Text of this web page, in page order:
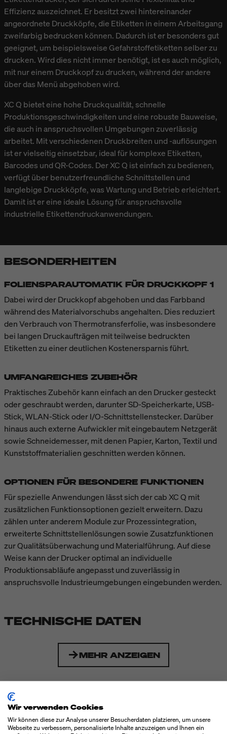
Effizienz auszeichnet. Er besitzt zwei hintereinander
angeordnete Druckköpfe, die Etiketten in einem Arbeitsgang
zweifarbig bedrucken können. Dadurch ist er besonders gut
geeignet, um beispielsweise Gefahrstoffetiketten selber zu
drucken. Wird dies nicht immer benötigt, ist es auch möglich,
mit nur einem Druckkopf zu drucken, während der andere
über das Menü abgehoben wird.
XC Q bietet eine hohe Druckqualität, schnelle
Produktionsgeschwindigkeiten und eine robuste Bauweise,
die auch in anspruchsvollen Umgebungen zuverlässig
arbeitet. Mit verschiedenen Druckbreiten und -auflösungen
ist er vielseitig einsetzbar, ideal für komplexe Etiketten,
Barcodes und QR-Codes. Der XC Q ist einfach zu bedienen,
verfügt über benutzerfreundliche Schnittstellen und
langlebige Druckköpfe, was Wartung und Betrieb erleichtert.
Damit ist er eine ideale Lösung für anspruchsvolle
industrielle Etikettendruckanwendungen.
BESONDERHEITEN
FOLIENSPARAUTOMATIK FÜR DRUCKKOPF 1
Dabei wird der Druckkopf abgehoben und das Farbband
während des Materialvorschubs angehalten. Dies reduziert
den Verbrauch von Thermotransferfolie, was insbesondere
bei langen Druckaufträgen mit teilweise bedruckten
Etiketten zu einer deutlichen Kostenersparnis führt.
UMFANGREICHES ZUBEHÖR
Praktisches Zubehör kann einfach an den Drucker gesteckt
oder geschraubt werden, darunter SD-Speicherkarte, USB-
Stick, WLAN-Stick oder I/O-Schnittstellenstecker. Darüber
hinaus auch externe Aufwickler mit eingebautem Netzgerät
sowie Schneidemesser, mit denen Papier, Karton, Textil und
Kunststoffmaterialien geschnitten werden können.
OPTIONEN FÜR BESONDERE FUNKTIONEN
Für spezielle Anwendungen lässt sich der cab XC Q mit
zusätzlichen Funktionsoptionen gezielt erweitern. Dazu
zählen unter anderem Module zur Prozessintegration,
erweiterte Schnittstellenlösungen sowie Zusatzfunktionen
zur Qualitätsüberwachung und Materialführung. Auf diese
Weise kann der Drucker optimal an individuelle
Produktionsabläufe angepasst und zuverlässig in
anspruchsvolle Industrieumgebungen eingebunden werden.
TECHNISCHE DATEN
MEHR ANZEIGEN
DOWNLOADS
Datenblatt CAB XC Q (PDF)
Wir verwenden Cookies
Wir können diese zur Analyse unserer Besucherdaten platzieren, um unsere
Webseite zu verbessern, personalisierte Inhalte anzuzeigen und Ihnen ein